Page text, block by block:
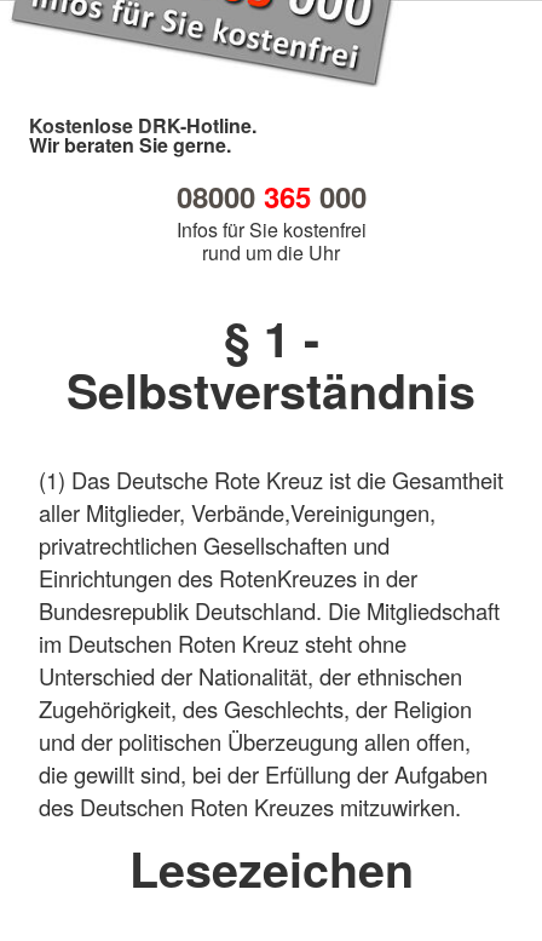
Kostenlose DRK-Hotline.
Wir beraten Sie gerne.
08000 365000
Infos für Sie kostenfrei
rund um die Uhr
§ 1 -
Selbstverständnis
(1) Das Deutsche Rote Kreuz ist die Gesamtheit
aller Mitglieder, Verbände,Vereinigungen,
privatrechtlichen Gesellschaften und
Einrichtungen des RotenKreuzes in der
Bundesrepublik Deutschland. Die Mitgliedschaft
im Deutschen Roten Kreuz steht ohne
Unterschied der Nationalität, der ethnischen
Zugehörigkeit, des Geschlechts, der Religion
und der politischen Überzeugung allen offen,
die gewillt sind, bei der Erfüllung der Aufgaben
des Deutschen Roten Kreuzes mitzuwirken.
Lesezeichen